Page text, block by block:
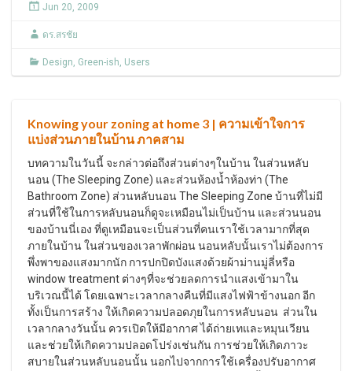
Jun 20, 2009
ดร.สรชัย
Design, Green-ish, Users
Knowing your zoning at home 3 | ความเข้าใจการ
แบ่งส่วนภายในบ้าน ภาคสาม
บทความในวันนี้ จะกล่าวต่อถึงส่วนต่างๆในบ้าน ในส่วนหลับ
นอน (The Sleeping Zone) และส่วนห้องน้ำห้องท่า (The
Bathroom Zone) ส่วนหลับนอน The Sleeping Zone บ้านที่ไม่มี
ส่วนที่ใช้ในการหลับนอนก็ดูจะเหมือนไม่เป็นบ้าน และส่วนนอน
ของบ้านนี่เอง ที่ดูเหมือนจะเป็นส่วนที่คนเราใช้เวลามากที่สุด
ภายในบ้าน ในส่วนของเวลาพักผ่อน นอนหลับนั้นเราไม่ต้องการ
พึ่งพาของแสงมากนัก การปกปิดบังแสงด้วยผ้าม่านมู่ลี่หรือ
window treatment ต่างๆที่จะช่วยลดการนำแสงเข้ามาใน
บริเวณนี้ได้ โดยเฉพาะเวลากลางคืนที่มีแสงไฟฟ้าข้างนอก อีก
ทั้งเป็นการสร้าง ให้เกิดความปลอดภุยในการหลับนอน ส่วนใน
เวลากลางวันนั้น ควรเปิดให้มีอากาศ ได้ถ่ายเทและหมุนเวียน
และช่วยให้เกิดความปลอดโปร่งเช่นกัน การช่วยให้เกิดภาวะ
สบายในส่วนหลับนอนนั้น นอกไปจากการใช้เครื่องปรับอากาศ